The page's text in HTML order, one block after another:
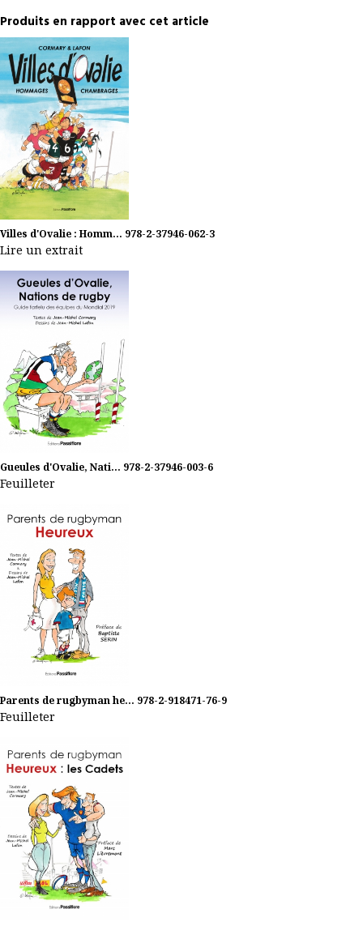
Produits en rapport avec cet article
Villes d'Ovalie : Homm... 978-2-37946-062-3
Lire un extrait
Gueules d'Ovalie, Nati... 978-2-37946-003-6
Feuilleter
Parents de rugbyman he... 978-2-918471-76-9
Feuilleter